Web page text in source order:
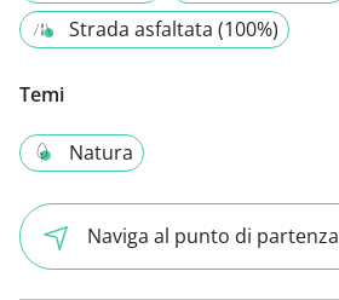
Strada asfaltata (100%)
Temi
Natura
Naviga al punto di partenza